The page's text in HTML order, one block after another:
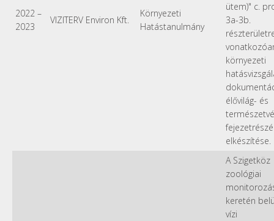
2022 –
2023
VIZITERV Environ Kft.
Környezeti
Hatástanulmány
ütem)" c.
3a-3b.
környezeti
élővilág- és
elkészítése.
A Szigetköz
zoológiai
keretén
vízi